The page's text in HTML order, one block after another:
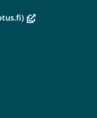
(avautuu